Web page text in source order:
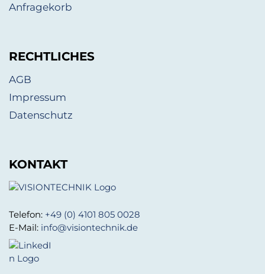
Anfragekorb
RECHTLICHES
AGB
Impressum
Datenschutz
KONTAKT
Telefon: +49 (0) 4101 805 0028
E-Mail: info@visiontechnik.de